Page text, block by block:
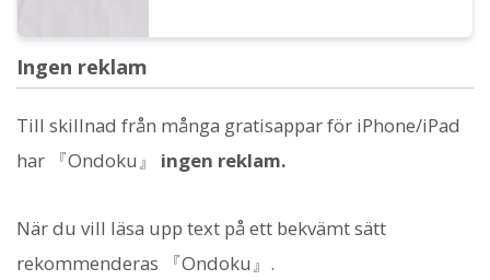
Ingen reklam
Till skillnad från många gratisappar för iPhone/iPad
har 『Ondoku』 ingen reklam.
När du vill läsa upp text på ett bekvämt sätt
rekommenderas 『Ondoku』.